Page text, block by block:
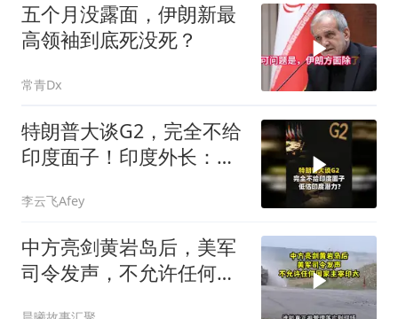
五个月没露面，伊朗新最
高领袖到底死没死？
常青Dx
特朗普大谈G2，完全不给
印度面子！印度外长：低
李云飞Afey
中方亮剑黄岩岛后，美军
司令发声，不允许任何国